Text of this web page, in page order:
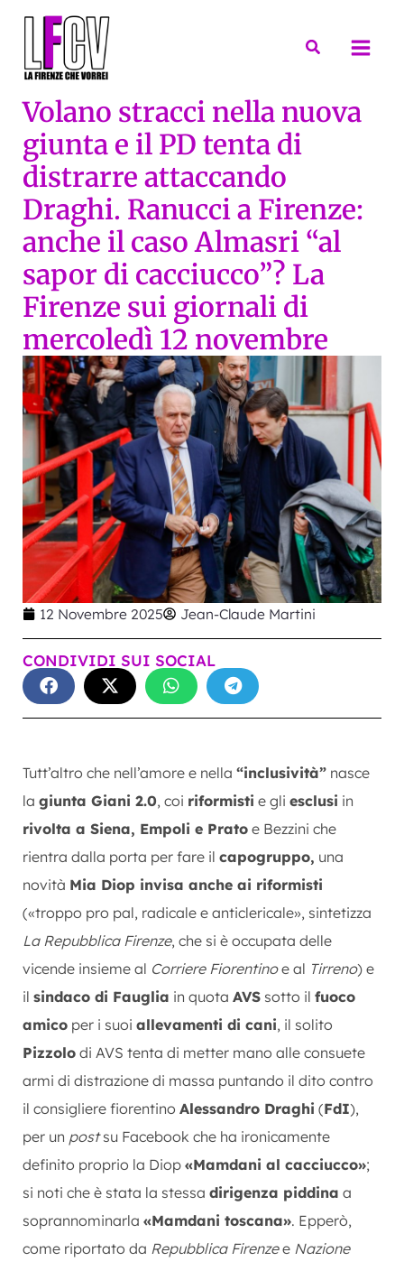
Cerca
Volano stracci nella nuova
giunta e il PD tenta di
distrarre attaccando
Draghi. Ranucci a Firenze:
anche il caso Almasri “al
sapor di cacciucco”? La
Firenze sui giornali di
mercoledì 12 novembre
12 Novembre 2025 Jean-Claude Martini
CONDIVIDI SUI SOCIAL
Tutt’altro che nell’amore e nella “inclusività” nasce
la giunta Giani 2.0, coi riformisti e gli esclusi in
rivolta a Siena, Empoli e Prato e Bezzini che
rientra dalla porta per fare il capogruppo, una
novità Mia Diop invisa anche ai riformisti
(«troppo pro pal, radicale e anticlericale», sintetizza
La Repubblica Firenze, che si è occupata delle
vicende insieme al Corriere Fiorentinoe al Tirreno) e
il sindaco di Fauglia in quota AVS sotto il fuoco
amico per i suoi allevamenti di cani, il solito
Pizzolo di AVS tenta di metter mano alle consuete
armi di distrazione di massa puntando il dito contro
il consigliere fiorentino Alessandro Draghi (FdI),
per un postsu Facebook che ha ironicamente
definito proprio la Diop «Mamdani al cacciucco»;
si noti che è stata la stessa dirigenza piddina a
soprannominarla «Mamdani toscana». Epperò,
come riportato da Repubblica Firenzee Nazione